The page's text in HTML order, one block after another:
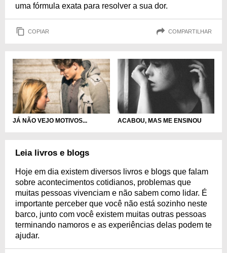
uma fórmula exata para resolver a sua dor.
COPIAR COMPARTILHAR
JÁ NÃO VEJO MOTIVOS... ACABOU, MAS ME ENSINOU
Leia livros e blogs
Hoje em dia existem diversos livros e blogs que falam
sobre acontecimentos cotidianos, problemas que
muitas pessoas vivenciam e não sabem como lidar. É
importante perceber que você não está sozinho neste
barco, junto com você existem muitas outras pessoas
terminando namoros e as experiências delas podem te
ajudar.